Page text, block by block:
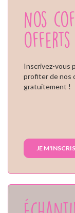
Nos
offerts
Inscrivez-vous
profiter de nos
gratuitement !
JE M'INSCRIS